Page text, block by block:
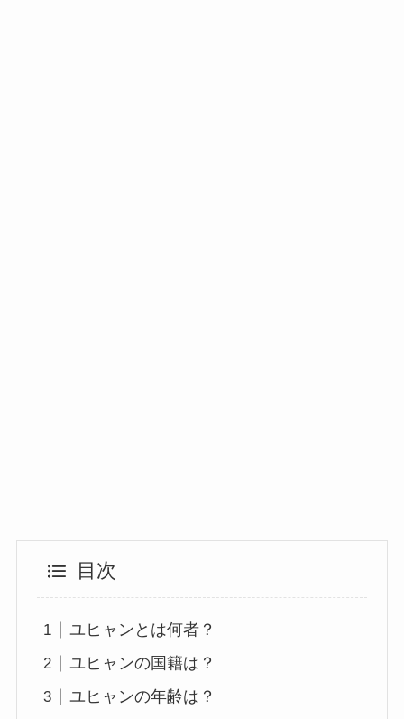
目次
ユヒャンとは何者？
ユヒャンの国籍は？
ユヒャンの年齢は？